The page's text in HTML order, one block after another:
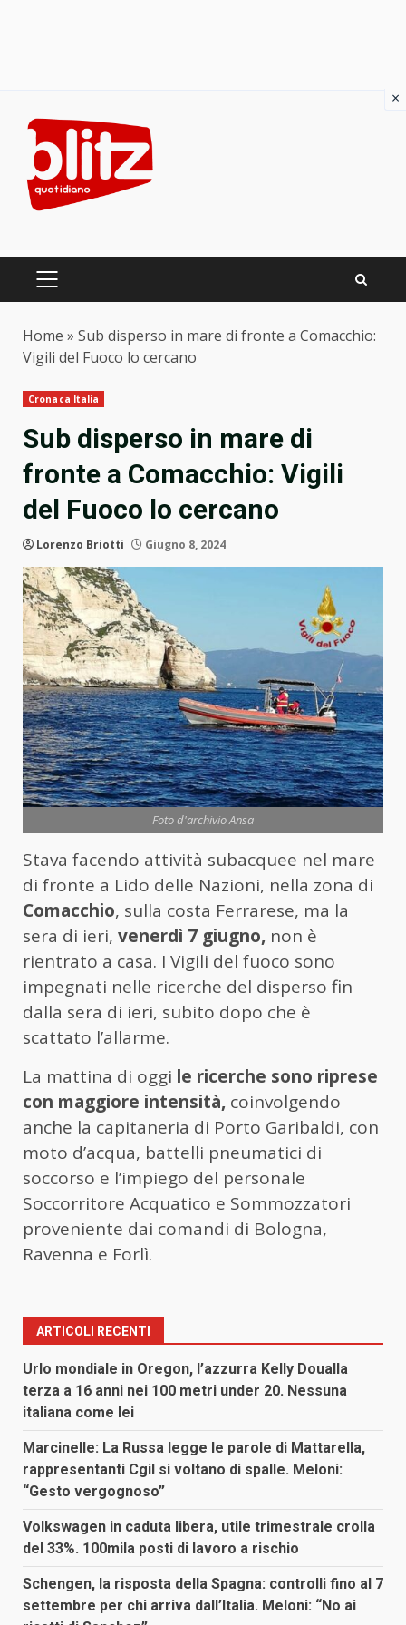
content
PRIMARY
Home » Sub disperso in mare di fronte a Comacchio:
Vigili del Fuoco lo cercano
Cronaca Italia
Sub disperso in mare di
fronte a Comacchio: Vigili
del Fuoco lo cercano
Lorenzo Briotti Giugno 8, 2024
Foto d'archivio Ansa
Stava facendo attività subacquee nel mare
di fronte a Lido delle Nazioni, nella zona di
Comacchio, sulla costa Ferrarese, ma la
sera di ieri, venerdì 7 giugno, non è
rientrato a casa. I Vigili del fuoco sono
impegnati nelle ricerche del disperso fin
dalla sera di ieri, subito dopo che è
scattato l’allarme.
La mattina di oggi le ricerche sono riprese
con maggiore intensità, coinvolgendo
anche la capitaneria di Porto Garibaldi, con
moto d’acqua, battelli pneumatici di
soccorso e l’impiego del personale
Soccorritore Acquatico e Sommozzatori
proveniente dai comandi di Bologna,
Ravenna e Forlì.
ARTICOLI RECENTI
Urlo mondiale in Oregon, l’azzurra Kelly Doualla
terza a 16 anni nei 100 metri under 20. Nessuna
italiana come lei
Marcinelle: La Russa legge le parole di Mattarella,
rappresentanti Cgil si voltano di spalle. Meloni:
“Gesto vergognoso”
Volkswagen in caduta libera, utile trimestrale crolla
del 33%. 100mila posti di lavoro a rischio
Schengen, la risposta della Spagna: controlli fino al 7
settembre per chi arriva dall’Italia. Meloni: “No ai
×